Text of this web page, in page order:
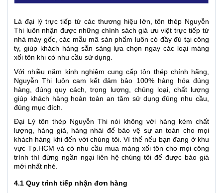
Là đại lý trực tiếp từ các thương hiệu lớn, tôn thép Nguyễn
Thi luôn nhận được những chính sách giá ưu việt trực tiếp từ
nhà máy gốc, các mẫu mã sản phẩm luôn có đầy đủ tại công
ty, giúp khách hàng sẵn sàng lựa chọn ngay các loại máng
xối tôn khi có nhu cầu sử dụng.
Với nhiều năm kinh nghiệm cung cấp tôn thép chính hãng,
Nguyễn Thi luôn cam kết đảm bảo 100% hàng hóa đúng
hàng, đúng quy cách, trọng lượng, chủng loại, chất lượng
giúp khách hàng hoàn toàn an tâm sử dụng đúng nhu cầu,
đúng mục đích.
Đại Lý tôn thép Nguyễn Thi nói không với hàng kém chất
lượng, hàng giả, hàng nhái để bảo vệ sự an toàn cho mọi
khách hàng khi đến với chúng tôi. Vì thế nếu bạn đang ở khu
vực Tp.HCM và có nhu cầu mua máng xối tôn cho mọi công
trình thì đừng ngần ngại liên hệ chúng tôi để được báo giá
mới nhất nhé.
4.1 Quy trình tiếp nhận đơn hàng